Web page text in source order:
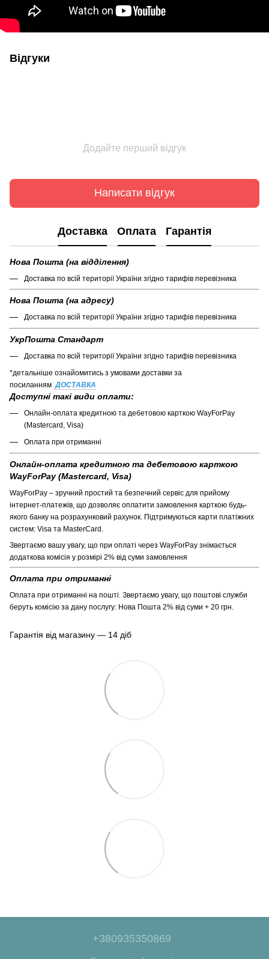
Відгуки
Додайте перший відгук
Написати відгук
Доставка Оплата Гарантія
Нова Пошта (на відділення)
Доставка по всій території України згідно тарифів перевізника
Нова Пошта (на адресу)
Доставка по всій території України згідно тарифів перевізника
УкрПошта Стандарт
Доставка по всій території України згідно тарифів перевізника
*детальніше ознайомитись з умовами доставки за
посиланням ДОСТАВКА
Доступні такі види оплати:
Онлайн-оплата кредитною та дебетовою карткою WayForPay
(Mastercard, Visa)
Оплата при отриманні
Онлайн-оплата кредитною та дебетовою карткою
WayForPay (Mastercard, Visa)
WayForPay – зручний простий та безпечний сервіс для прийому
інтернет-платежів, що дозволяє оплатити замовлення карткою будь-
якого банку на розрахунковий рахунок. Підтримуються карти платіжних
систем: Visa та MasterCard.
Звертаємо вашу увагу, що при оплаті через WayForPay знімається
додаткова комісія у розмірі 2% від суми замовлення
Оплата при отриманні
Оплата при отриманні на пошті. Звертаємо увагу, що поштові служби
беруть комісію за дану послугу: Нова Пошта 2% від суми + 20 грн.
Гарантія від магазину — 14 діб
+380935350869